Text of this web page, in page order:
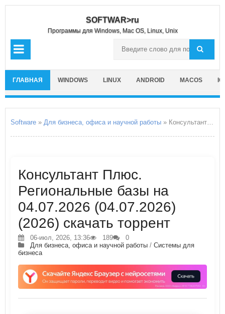
SOFTWAR>ru
Программы для Windows, Mac OS, Linux, Unix
ГЛАВНАЯ WINDOWS LINUX ANDROID MACOS
Software » Для бизнеса, офиса и научной работы » Консультант Плюс. Региональные базы на 04.07.2026
Консультант Плюс.
Региональные базы на
04.07.2026 (04.07.2026)
(2026) скачать торрент
06-июл, 2026, 13:36 189
0
Для бизнеса, офиса и научной работы / Системы для
бизнеса